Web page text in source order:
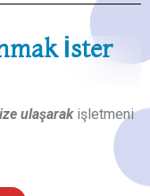
İster
ulaşarakişletmeni